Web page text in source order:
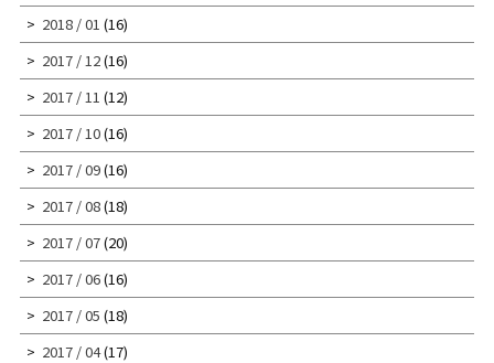
2018 / 01 (16)
2017 / 12(16)
2017 / 11 (12)
2017 / 10(16)
2017 / 09(16)
2017 / 08(18)
2017 / 07(20)
2017 / 06(16)
2017 / 05 (18)
2017 / 04(17)